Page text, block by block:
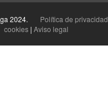
2024. Política de privacidad
cookies| Aviso legal